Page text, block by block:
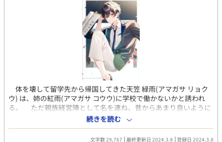
体を壊して留学先から帰国してきた天笠 緑雨(アマガサ リョク
ウ) は、姉の紅雨(アマガサ コウウ)に学校で働かないかと誘われ
る。 ただ親族経営陣として名を連ね。昔からあまり良いように
捉えてこなかった緑雨だが、このまま何もせず家に居るのも、ど
うかと思い話を聞きに行く。 その時に擦れ違った２年男子生徒
で、慣れない人や慣れない所では無愛想で鉄壁の守りと呼ばれて
続きを読む
文字数 29,767 最終更新日 2024.3.8 登録日 2024.3.8